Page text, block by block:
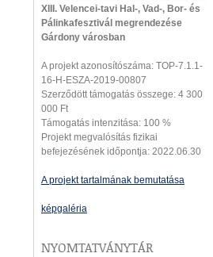
XIII. Velencei-tavi Hal-, Vad-, Bor- és
Pálinkafesztivál megrendezése
Gárdony városban
A projekt azonosítószáma: TOP-7.1.1-
16-H-ESZA-2019-00807
Szerződött támogatás összege: 4 300
000 Ft
Támogatás intenzitása: 100 %
Projekt megvalósítás fizikai
befejezésének időpontja: 2022.06.30
A projekt tartalmának bemutatása
képgaléria
NYOMTATVÁNYTÁR